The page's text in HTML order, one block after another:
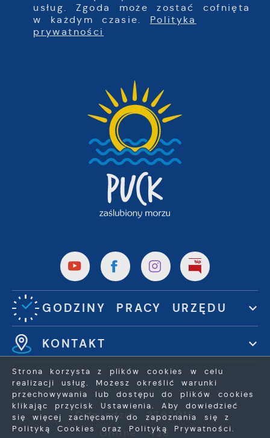
usług. Zgoda może zostać cofnięta
w każdym czasie. Polityka
prywatności
GODZINY PRACY URZĘDU
KONTAKT
Odwiedzin: 3792013
Online: 436
Strona korzysta z plików cookies w celu
realizacji usług. Możesz określić warunki
przechowywania lub dostępu do plików cookies
klikając przycisk Ustawienia. Aby dowiedzieć
się więcej zachęcamy do zapoznania się z
Polityką Cookies oraz Polityką Prywatności.